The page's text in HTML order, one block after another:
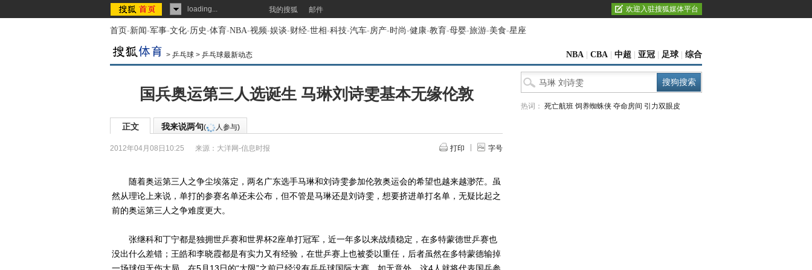
loading... 我的搜狐 邮件 欢迎入驻搜狐媒体平台
首页-新闻-军事-文化-历史-体育-NBA-视频-娱谈-财经-世相-科技-汽车-房产-时尚-健康-教育-母婴-旅游-美食-星座
> 乒乓球 > 乒乓球最新动态 NBA CBA 中超 亚冠 足球 综合
国兵奥运第三人选诞生 马琳刘诗雯基本无缘伦敦
正文 我来说两句( 人参与)
2012年04月08日10:25 来源： 大洋网-信息时报 打印 字号
随着奥运第三人之争尘埃落定，两名广东选手马琳和刘诗雯参加伦敦奥运会的希望也越来越渺茫。虽
然从理论上来说，单打的参赛名单还未公布，但不管是马琳还是刘诗雯，想要挤进单打名单，无疑比起之
前的奥运第三人之争难度更大。
张继科和丁宁都是独拥世乒赛和世界杯2座单打冠军，近一年多以来战绩稳定，在多特蒙德世乒赛也
没出什么差错；王皓和李晓霞都是有实力又有经验，在世乒赛上也被委以重任，后者虽然在多特蒙德输掉
热词： 死亡航班 饲养蜘蛛侠 夺命房间 引力双眼皮